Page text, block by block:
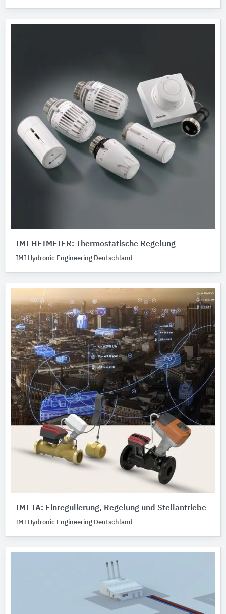
IMI HEIMEIER: Thermostatische Regelung
IMI Hydronic Engineering Deutschland
IMI TA: Einregulierung, Regelung und Stellantriebe
IMI Hydronic Engineering Deutschland